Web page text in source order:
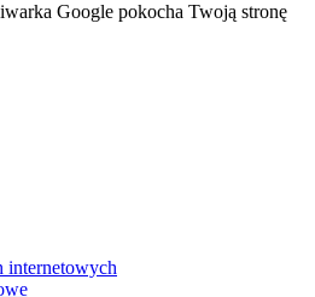
Google pokocha Twoją stronę
internetowych